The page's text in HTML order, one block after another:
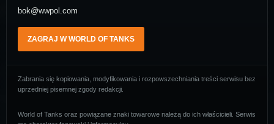
bok@wwpol.com
ZAGRAJ W WORLD OF TANKS
Zabrania się kopiowania, modyfikowania i rozpowszechniania treści serwisu bez
uprzedniej pisemnej zgody redakcji.
World of Tanks oraz powiązane znaki towarowe należą do ich właścicieli. Serwis